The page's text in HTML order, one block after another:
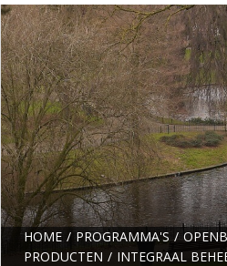
HOME PROGRAMMA'S
PRODUCTEN
INTEGRAAL